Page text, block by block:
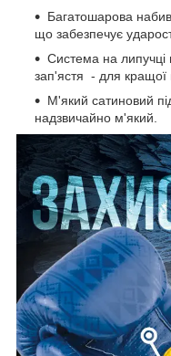
Багатошарова
що забезпечує
Система на липучці
зап'ястя - для кращої
М'який сатиновий
надзвичайно м'який.